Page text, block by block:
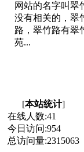
网站的名字叫翠
没有相关的，翠
路，翠竹路有翠
苑...
[本站统计]
在线人数:41
今日访问:954
总访问量:2315063